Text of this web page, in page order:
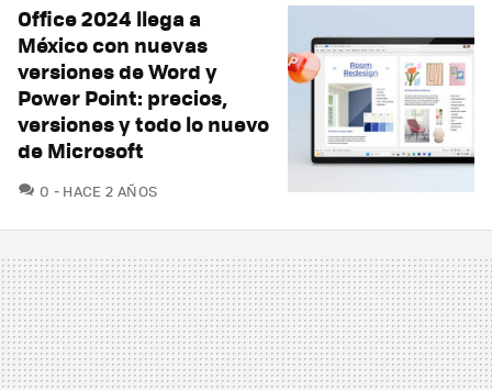
Office 2024 llega a
México con nuevas
versiones de Word y
Power Point: precios,
versiones y todo lo nuevo
de Microsoft
0 COMENTARIOS
HACE 2 AÑOS